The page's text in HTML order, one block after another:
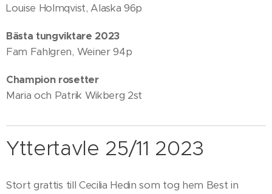
Louise Holmqvist, Alaska 96p
Bästa tungviktare 2023
Fam Fahlgren, Weiner 94p
Champion rosetter
Maria och Patrik Wikberg 2st
Yttertavle 25/11 2023
Stort grattis till Cecilia Hedin som tog hem Best in